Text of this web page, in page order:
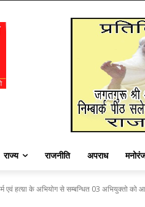
राज्य राजनीति अपराध
एवं हत्य़ा के अभियोग से सम्बन्धित 03 अभियुक्तो को